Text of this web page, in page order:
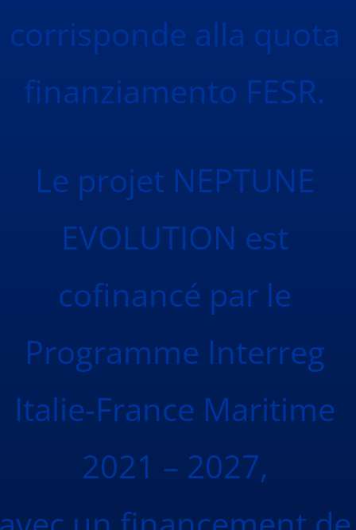
corrisponde alla quota
finanziamento FESR.
Le projet NEPTUNE
EVOLUTION est
cofinancé par le
Programme Interreg
Italie-France Maritime
2021 – 2027,